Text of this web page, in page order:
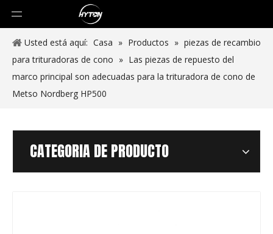
Usted está aquí: Casa » Productos » piezas de recambio
para trituradoras de cono » Las piezas de repuesto del
marco principal son adecuadas para la trituradora de cono de
Metso Nordberg HP500
CATEGORIA DE PRODUCTO